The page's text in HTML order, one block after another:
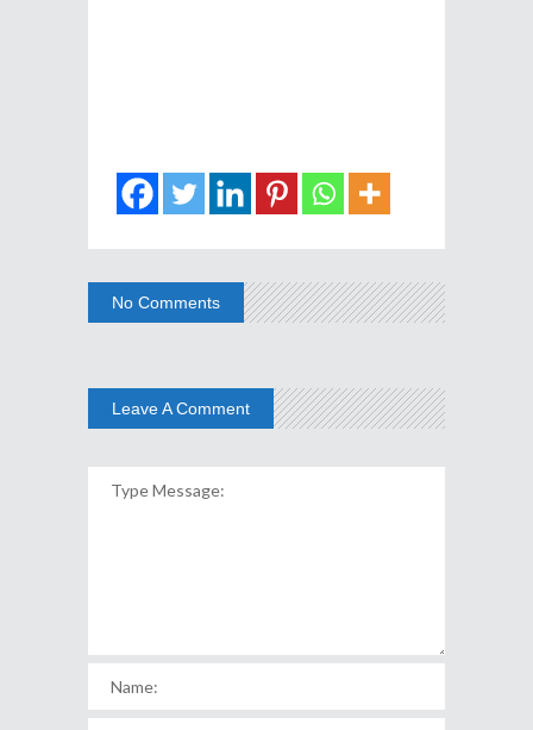
No Comments
Leave A Comment